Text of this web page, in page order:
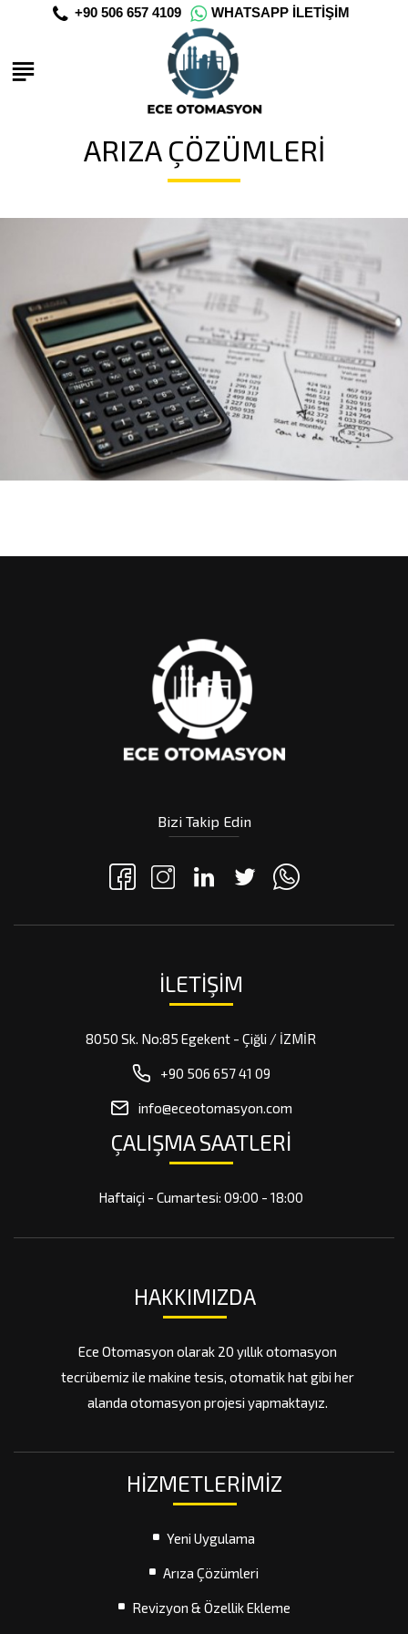
+90 506 657 4109 WHATSAPP İLETIŞIM
ARIZA ÇÖZÜMLERI
Bizi Takip Edin
İLETIŞIM
8050 Sk. No:85 Egekent - Çiğli / İZMİR
+90 506 657 41 09
info@eceotomasyon.com
ÇALIŞMA SAATLERİ
Haftaiçi - Cumartesi: 09:00 - 18:00
HAKKIMIZDA
Ece Otomasyon olarak 20 yıllık otomasyon
tecrübemiz ile makine tesis, otomatik hat gibi her
alanda otomasyon projesi yapmaktayız.
HIZMETLERIMIZ
Yeni Uygulama
Arıza Çözümleri
Revizyon & Özellik Ekleme